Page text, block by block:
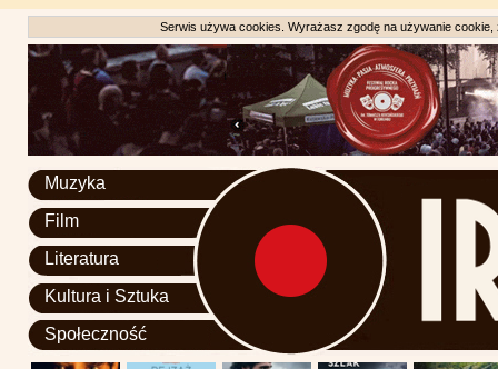
Serwis używa cookies. Wyrażasz zgodę na używanie
Muzyka
Film
Literatura
Kultura i Sztuka
Społeczność